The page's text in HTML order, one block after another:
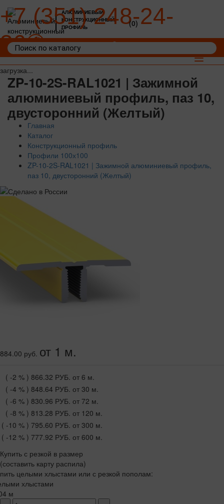
загрузка...
АЛЮМИНИЕВЫЙ
КОНСТРУКЦИОННЫЙ
ПРОФИЛЬ
+7 (351) 248-24-
36
(0)
Toggle
ZP-10-2S-RAL1021 | Зажимной
алюминиевый профиль, паз 10,
двусторонний (Желтый)
Главная
Каталог
Конструкционный профиль
Профили 100х100
ZP-10-2S-RAL1021 | Зажимной алюминиевый профиль,
паз 10, двусторонний (Желтый)
884.00 руб. от 1 м.
( -2 % ) 866.32 РУБ. от 6 м.
( -4 % ) 848.64 РУБ. от 30 м.
( -6 % ) 830.96 РУБ. от 72 м.
( -8 % ) 813.28 РУБ. от 120 м.
( -10 % ) 795.60 РУБ. от 300 м.
( -12 % ) 777.92 РУБ. от 600 м.
Купить с резкой в размер
(составить карту распила)
целыми хлыстами или с резкой пополам:
хлыстами
м